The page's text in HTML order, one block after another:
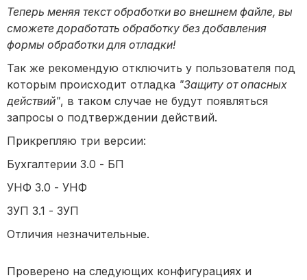
Теперь меняя текст обработки во внешнем файле, вы
сможете доработать обработку без добавления
формы обработки для отладки!
Так же рекомендую отключить у пользователя под
которым происходит отладка "Защиту от опасных
действий", в таком случае не будут появляться
запросы о подтверждении действий.
Прикрепляю три версии:
Бухгалтерии 3.0 - БП
УНФ 3.0 - УНФ
ЗУП 3.1 - ЗУП
Отличия незначительные.
Проверено на следующих конфигурациях и